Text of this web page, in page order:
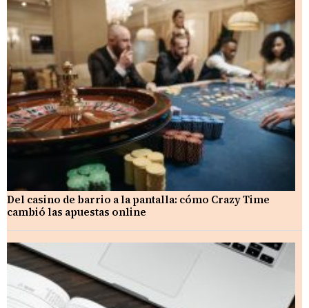
Del casino de barrio a la pantalla: cómo Crazy Time
cambió las apuestas online